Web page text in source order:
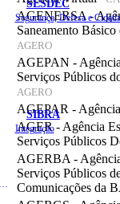
SESDEC
Segurança, Defesa e
SIBRA
Integração
AGENERSA -
Saneamento
AGERO
AGEPAN -
Serviços Públicos
AGERO
AGEPAR -
AGER - Agência
Serviços Públicos
AGERBA -
Serviços Públicos
Comunicações da